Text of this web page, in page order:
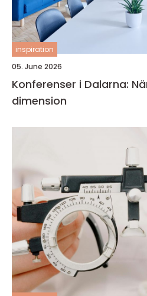
inspiration
05. June 2026
Konferenser i Dalarna:
dimension